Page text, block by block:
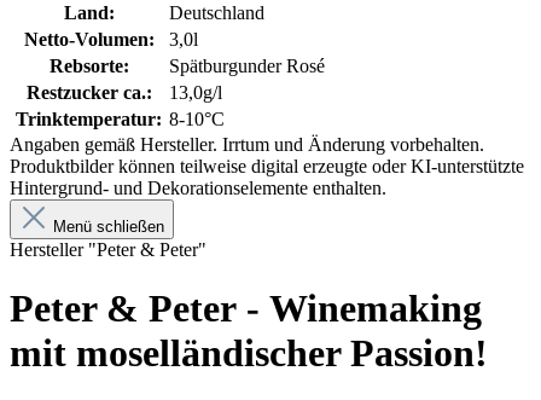
Land:
Deutschland
Netto-Volumen:
3,0l
Rebsorte:
Spätburgunder Rosé
Restzucker ca.:
13,0g/l
Trinktemperatur: 8-10°C
Angaben gemäß Hersteller. Irrtum und Änderung vorbehalten.
Produktbilder können teilweise digital erzeugte oder KI-unterstützte
Hintergrund- und Dekorationselemente enthalten.
Menü schließen
Hersteller "Peter & Peter"
Peter & Peter - Winemaking
mit moselländischer Passion!